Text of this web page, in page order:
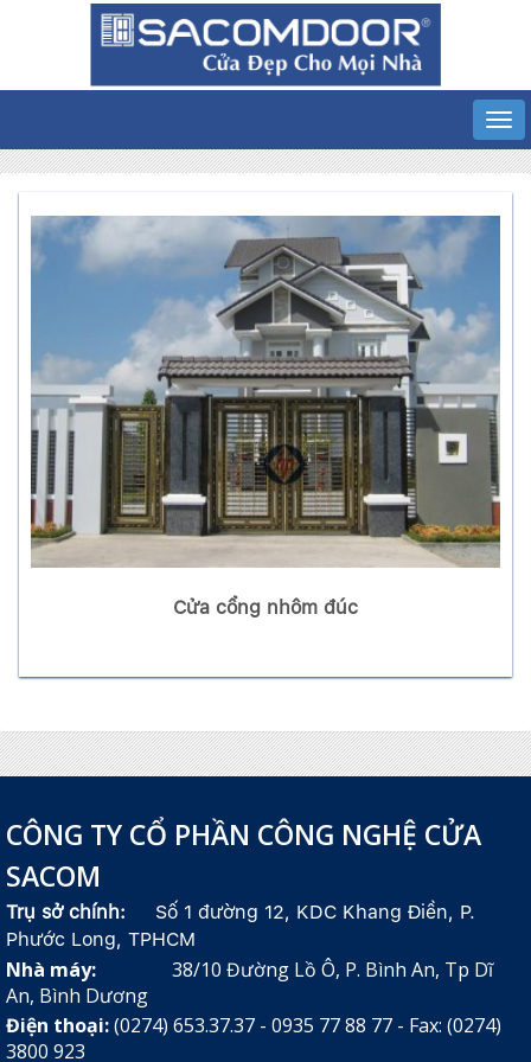
Cửa cổng nhôm đúc
CÔNG TY CỔ PHẦN CÔNG NGHỆ CỬA
SACOM
Trụ sở chính:
Số 1 đường 12, KDC Khang Điền, P.
Phước Long, TPHCM
Nhà máy: 38/10 Đường Lồ Ô, P. Bình An, Tp Dĩ
An, Bình Dương
Điện thoại:(0274) 653.37.37 - 0935 77 88 77 - Fax: (0274)
3800 923